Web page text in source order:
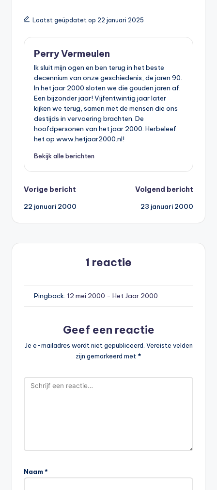
Laatst geüpdatet op 22 januari 2025
Perry Vermeulen
Ik sluit mijn ogen en ben terug in het beste
decennium van onze geschiedenis, de jaren 90.
In het jaar 2000 sloten we die gouden jaren af.
Een bijzonder jaar! Vijfentwintig jaar later
kijken we terug, samen met de mensen die ons
destijds in vervoering brachten. De
hoofdpersonen van het jaar 2000. Herbeleef
het op www.hetjaar2000.nl!
Bekijk alle berichten
Bericht
navigatie
Vorige bericht
22 januari 2000
Volgend bericht
23 januari 2000
1 reactie
Pingback: 12 mei 2000 - Het Jaar 2000
Geef een reactie
Je e-mailadres wordt niet gepubliceerd. Vereiste velden
zijn gemarkeerd met *
Naam *